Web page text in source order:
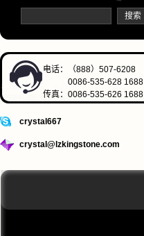
电话：（888）507-6208
0086-535-628 1688
传真：0086-535-626 1688
crystal667
crystal@lzkingstone.com